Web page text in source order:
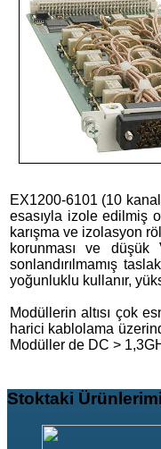
EX1200-6101 (10
esasıyla izole edilmiş
karışma ve izolasyon
korunması ve düşük
sonlandırılmamış
yoğunluklu kullanır,
Modüllerin altısı çok
harici kablolama
Modüller de DC >
Stoktaki